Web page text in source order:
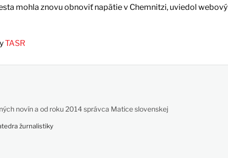
mohla znovu obnoviť napätie v Chemnitzi, uviedol webový
TASR
novín a od roku 2014 správca Matice slovenskej
žurnalistiky